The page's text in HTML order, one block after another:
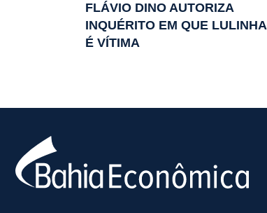
FLÁVIO DINO AUTORIZA
INQUÉRITO EM QUE LULINHA
É VÍTIMA